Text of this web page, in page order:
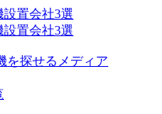
を探せるメディア